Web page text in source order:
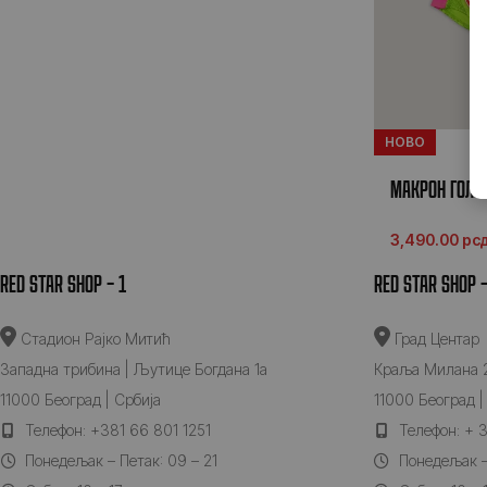
НОВО
MАКРОН
3,490.00
RED STAR SHOP – 1
Стадион Рајко Митић
Западна трибина | Љутице Богдана 1а
11000 Београд | Србија
Teлефон: +381 66 801 1251
Понедељак – Петак: 09 – 21
RED STAR SHOP
Град Центар
Краља Милана
11000 Београд |
Teлефон: +
Понедељак